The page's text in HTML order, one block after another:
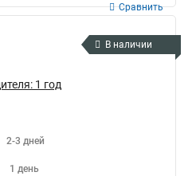
Сравнить
В наличии
1 год
2-3 дней
1 день